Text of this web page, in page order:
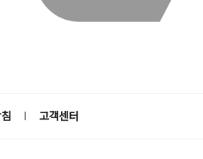
고객센터